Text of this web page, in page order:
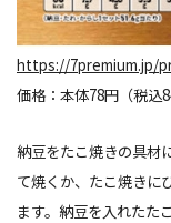
https://7premium.jp/
価格：本体78円（税込
納豆をたこ焼きの具材
て焼くか、たこ焼きに
ます。納豆を入れたた